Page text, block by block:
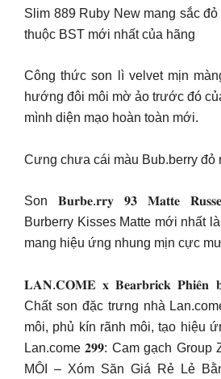
Slim 889 Ruby New mang sắc
thuộc BST mới nhất của hãng
Công thức son lì velvet mịn
hướng đôi môi mờ ảo trước đó
mình diện mạo hoàn toàn mới.
Cưng chưa cái màu Bub.berry đỏ
Son 𝐁𝐮𝐫𝐛𝐞.𝐫𝐫𝐲 𝟗𝟑 𝐌𝐚𝐭𝐭𝐞
Burberry Kisses Matte mới nhất
mang hiệu ứng nhung mịn cực
𝐋𝐀𝐍.𝐂𝐎𝐌𝐄 𝐱 𝐁𝐞𝐚𝐫𝐛𝐫𝐢𝐜𝐤 𝐏𝐡𝐢𝐞̂𝐧
Chất son đặc trưng nhà
môi, phủ kín rãnh môi, tạo hiệu
Lan.come 𝟐𝟗𝟗: Cam gạch Group
MÔI – Xóm Săn Giá Rẻ Lẻ